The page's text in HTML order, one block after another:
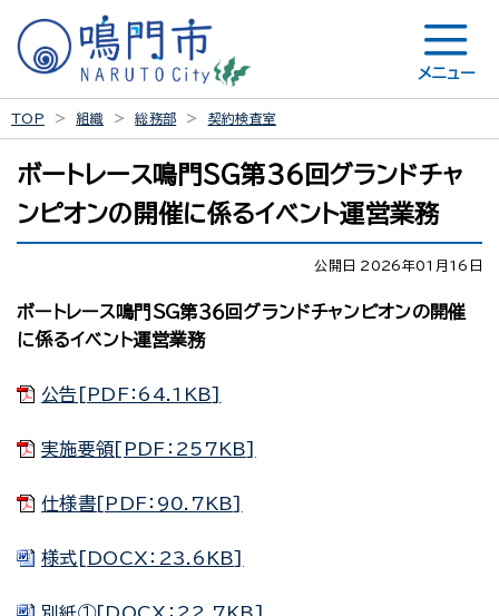
メニュー
TOP 組織 総務部 契約検査室
ボートレース鳴門ＳＧ第３６回グランドチャ
ンピオンの開催に係るイベント運営業務
公開日 2026年01月16日
ボートレース鳴門ＳＧ第３６回グランドチャンピオンの開催
に係るイベント運営業務
公告[PDF：64.1KB]
実施要領[PDF：257KB]
仕様書[PDF：90.7KB]
様式[DOCX：23.6KB]